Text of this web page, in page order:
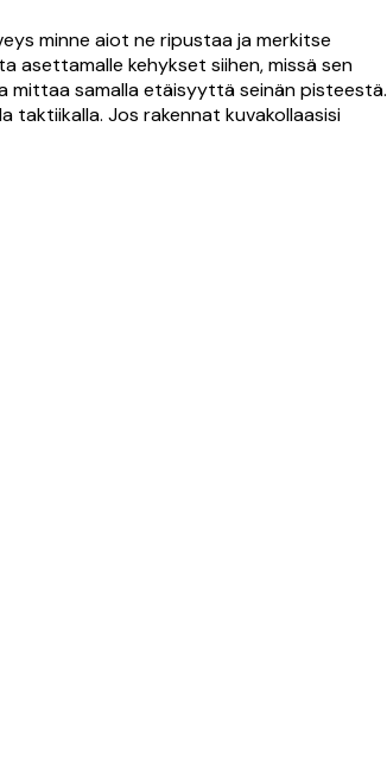
minne aiot ne ripustaa ja merkitse
asettamalle kehykset siihen, missä sen
mittaa samalla etäisyyttä seinän pisteestä.
taktiikalla. Jos rakennat kuvakollaasisi